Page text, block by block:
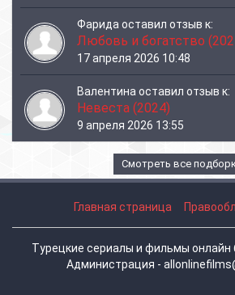
Фарида оставил отзыв к:
Любовь и богатство
17 апреля 2026 10:48
Валентина оставил отзыв к:
Невеста (2024)
9 апреля 2026 13:55
Смотреть все
Главная страница
Турецкие сериалы и фильмы онлайн
Администрация -